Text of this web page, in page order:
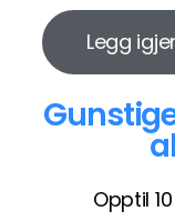
Legg
Opptil